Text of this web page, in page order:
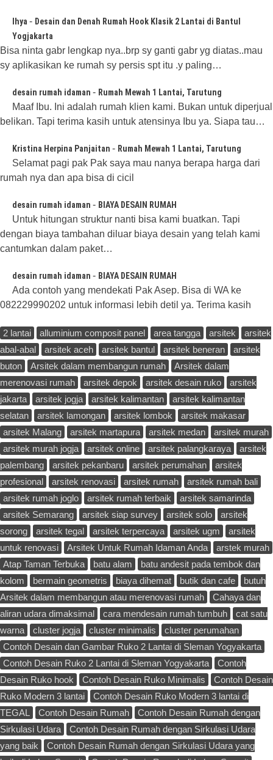
Ihya - Desain dan Denah Rumah Hook Klasik 2 Lantai di Bantul
Yogjakarta
Bisa ninta gabr lengkap nya..brp sy ganti gabr yg diatas..mau
sy aplikasikan ke rumah sy persis spt itu .y paling…
desain rumah idaman - Rumah Mewah 1 Lantai, Tarutung
Maaf Ibu. Ini adalah rumah klien kami. Bukan untuk diperjual
belikan. Tapi terima kasih untuk atensinya Ibu ya. Siapa tau…
Kristina Herpina Panjaitan - Rumah Mewah 1 Lantai, Tarutung
Selamat pagi pak Pak saya mau nanya berapa harga dari
rumah nya dan apa bisa di cicil
desain rumah idaman - BIAYA DESAIN RUMAH
Untuk hitungan struktur nanti bisa kami buatkan. Tapi
dengan biaya tambahan diluar biaya desain yang telah kami
cantumkan dalam paket…
desain rumah idaman - BIAYA DESAIN RUMAH
Ada contoh yang mendekati Pak Asep. Bisa di WA ke
082229990202 untuk informasi lebih detil ya. Terima kasih
2 lantai alluminium composit panel area tangga arsitek
arsitek
abal-abal
arsitek aceh arsitek bantul arsitek beneran
arsitek
buton
Arsitek dalam membangun rumah
Arsitek dalam
merenovasi rumah
arsitek depok arsitek desain ruko
arsitek
jakarta
arsitek jogja arsitek kalimantan
arsitek kalimantan
selatan
arsitek lamongan arsitek lombok
arsitek makasar
arsitek Malang
arsitek martapura arsitek medan
arsitek murah
arsitek murah jogja
arsitek online arsitek palangkaraya
arsitek
palembang
arsitek pekanbaru arsitek perumahan
arsitek
profesional
arsitek renovasi arsitek rumah
arsitek rumah bali
arsitek rumah joglo
arsitek rumah terbaik
arsitek samarinda
arsitek Semarang
arsitek siap survey arsitek solo
arsitek
sorong
arsitek tegal arsitek terpercaya arsitek ugm
arsitek
untuk renovasi
Arsitek Untuk Rumah Idaman Anda
arstek murah
Atap Taman Terbuka
batu alam
batu andesit pada tembok dan
kolom
bermain geometris biaya dihemat butik dan cafe
butuh
Arsitek dalam membangun atau merenovasi rumah
Cahaya dan
aliran udara dimaksimal
cara mendesain rumah tumbuh
cat satu
warna
cluster jogja cluster minimalis
cluster perumahan
Contoh Desain dan Gambar Ruko 2 Lantai di Sleman Yogyakarta
Contoh Desain Ruko 2 Lantai di Sleman Yogyakarta
Contoh
Desain Ruko hook
Contoh Desain Ruko Minimalis
Contoh Desain
Ruko Modern 3 lantai
Contoh Desain Ruko Modern 3 lantai di
TEGAL
Contoh Desain Rumah
Contoh Desain Rumah dengan
Sirkulasi Udara
Contoh Desain Rumah dengan Sirkulasi Udara
yang baik
Contoh Desain Rumah dengan Sirkulasi Udara yang